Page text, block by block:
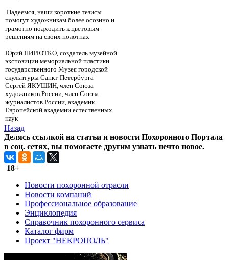
Надеемся, наши короткие тезисы
помогут художникам более осознно и
грамотно подходить к цветовым
решениям на своих полотнах
Юрий ПИРЮТКО, создатель музейной
экспозиции мемориальной пластики
государственного Музея городской
скульптуры Санкт-Петербурга
Сергей ЯКУШИН, член Союза
художников России, член Союза
журналистов России, академик
Европейской академии естественных
наук
Назад
Делясь ссылкой на статьи и новости Похоронного Портала
в соц. сетях, вы помогаете другим узнать нечто новое.
18+
Новости похоронной отрасли
Новости компаний
Профессиональное образование
Энциклопедия
Справочник похоронного сервиса
Каталог фирм
Проект "НЕКРОПОЛЬ"